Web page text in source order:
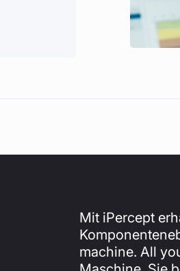
Mit iPercept
machine. All